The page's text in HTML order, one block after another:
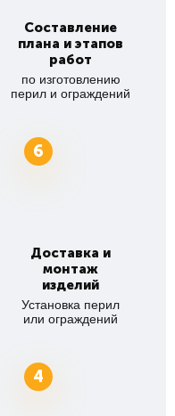
Составление
плана и этапов
работ
по изготовлению
перил и ограждений
6
Доставка и
монтаж
изделий
Установка перил
или ограждений
4